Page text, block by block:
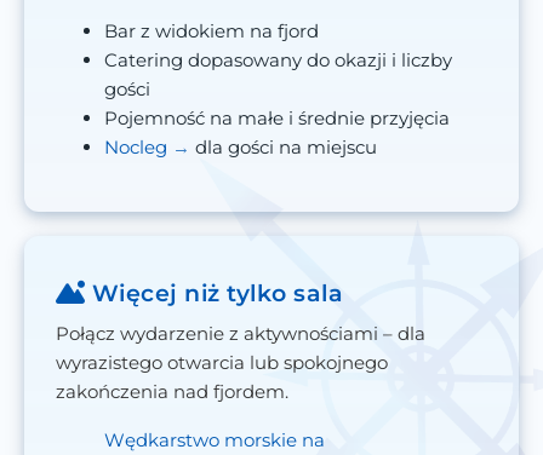
Bar z widokiem na fjord
Catering dopasowany do okazji i liczby
gości
Pojemność na małe i średnie przyjęcia
Nocleg
dla gości na miejscu
Więcej niż tylko sala
Połącz wydarzenie z aktywnościami – dla
wyrazistego otwarcia lub spokojnego
zakończenia nad fjordem.
Wędkarstwo morskie na